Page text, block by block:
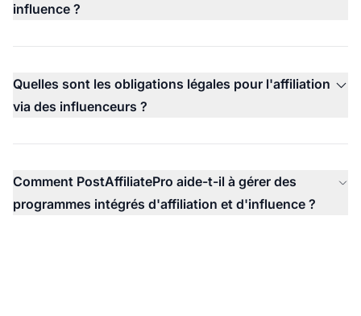
influence ?
Quelles sont les obligations légales pour l'affiliation
via des influenceurs ?
Comment PostAffiliatePro aide-t-il à gérer des
programmes intégrés d'affiliation et d'influence ?